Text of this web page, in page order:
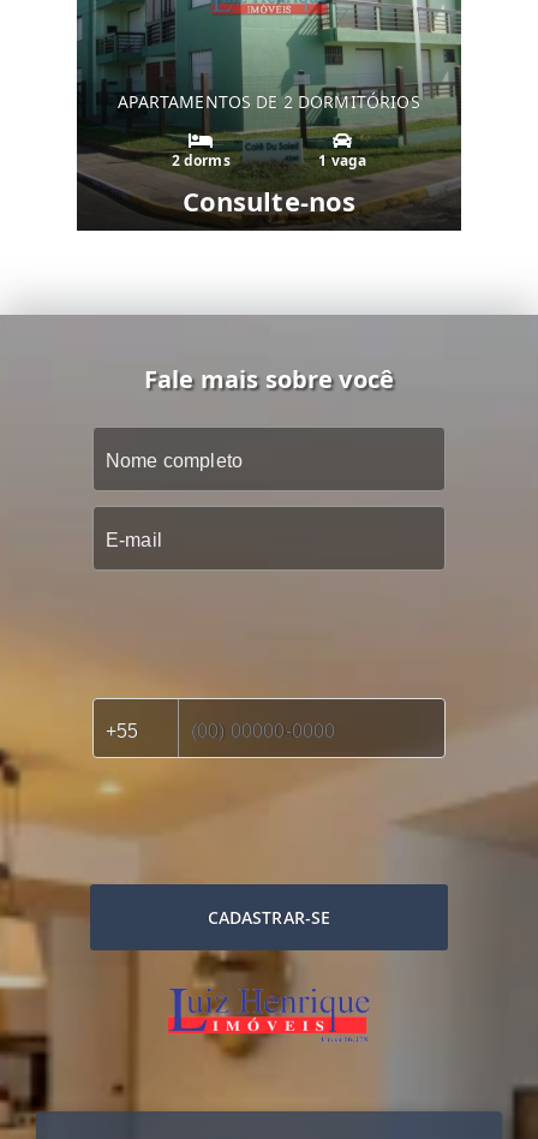
APARTAMENTOS DE 2 DORMITÓRIOS
2 dorms 1 vaga
Consulte-nos
Fale mais sobre você
CADASTRAR-SE